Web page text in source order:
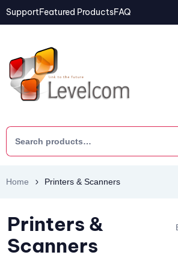
SupportFeatured ProductsFAQ
Home Printers & Scanners
Printers &
Scanners